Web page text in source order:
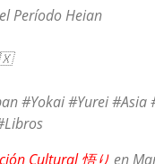
Período Heian
#Yokai #Yurei #Asia
Cultural 悟り en